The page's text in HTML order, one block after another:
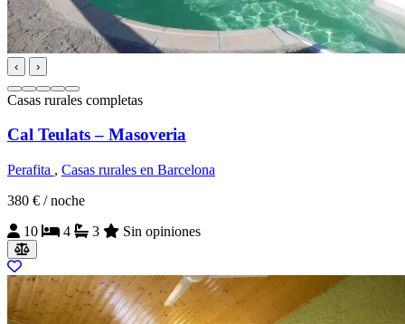
‹ ›
Casas rurales completas
Cal Teulats – Masoveria
Perafita , Casas rurales en Barcelona
380 € / noche
10
4 3 Sin opiniones